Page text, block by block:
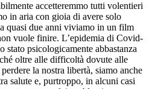
accetteremmo tutti volentieri
in aria con gioia di avere solo
quasi due anni viviamo in un film
vuole finire. L’epidemia di Covid-
stato psicologicamente abbastanza
oltre alle difficoltà dovute alle
la nostra libertà, siamo anche
salute e, purtroppo, in alcuni casi